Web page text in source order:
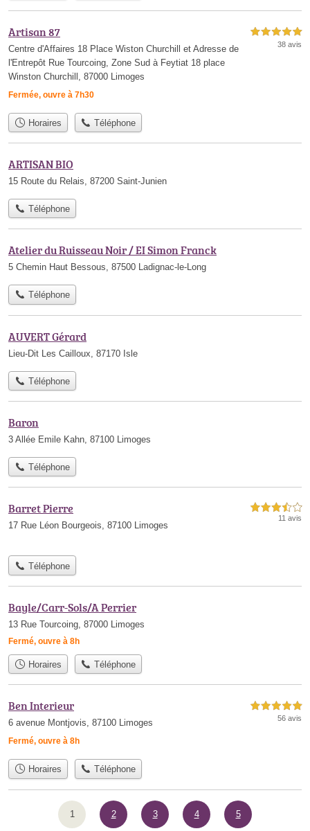
Artisan 87
Centre d'Affaires 18 Place Wiston Churchill et Adresse de
l'Entrepôt Rue Tourcoing, Zone Sud à Feytiat 18 place
Winston Churchill, 87000 Limoges
Fermée, ouvre à 7h30
5,0 étoiles sur 5
38 avis
Horaires Téléphone
ARTISAN BIO
15 Route du Relais, 87200 Saint-Junien
Téléphone
Atelier du Ruisseau Noir / EI Simon Franck
5 Chemin Haut Bessous, 87500 Ladignac-le-Long
Téléphone
AUVERT Gérard
Lieu-Dit Les Cailloux, 87170 Isle
Téléphone
Baron
3 Allée Emile Kahn, 87100 Limoges
Téléphone
Barret Pierre
17 Rue Léon Bourgeois, 87100 Limoges
3,5 étoiles sur 5
11 avis
Téléphone
Bayle/Carr-Sols/A Perrier
13 Rue Tourcoing, 87000 Limoges
Fermé, ouvre à 8h
Horaires Téléphone
Ben Interieur
6 avenue Montjovis, 87100 Limoges
Fermé, ouvre à 8h
5,0 étoiles sur 5
56 avis
Horaires Téléphone
1 2 3 4 5